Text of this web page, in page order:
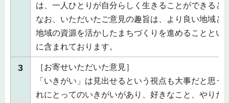
は、一人ひとりが自分らしく生きることができると
なお、いただいたご意見の趣旨は、より良い地域と
地域の資源を活かしたまちづくりを進めることとい
に含まれております。
3
［お寄せいただいた意見］
「いきがい」は見出せるという視点も大事だと思う
れにとってのいきがいがあり、好きなこと、やりた